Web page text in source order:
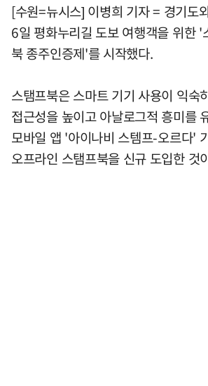
[수원=뉴시스] 이병희 기자 = 경기도
6일 평화누리길 도보 여행객을 위한 '
북 종주인증제'를 시작했다.
스탬프북은 스마트 기기 사용이 익숙
접근성을 높이고 아날로그적 흥미를
모바일 앱 '아이나비 스템프-오르다'
오프라인 스탬프북을 신규 도입한 것